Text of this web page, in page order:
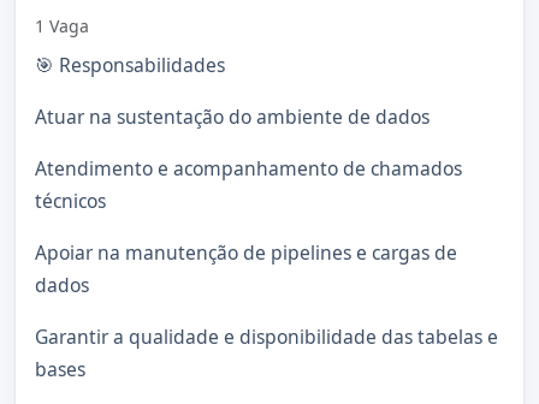
1 Vaga
🎯 Responsabilidades
Atuar na sustentação do ambiente de dados
Atendimento e acompanhamento de chamados
técnicos
Apoiar na manutenção de pipelines e cargas de
dados
Garantir a qualidade e disponibilidade das tabelas e
bases